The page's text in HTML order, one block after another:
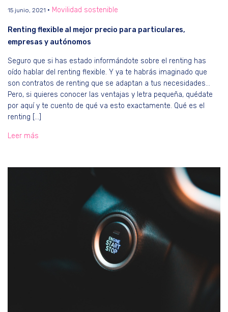
15 junio, 2021 Movilidad sostenible
Renting flexible al mejor precio para particulares,
empresas y autónomos
Seguro que si has estado informándote sobre el renting has
oído hablar del renting flexible. Y ya te habrás imaginado que
son contratos de renting que se adaptan a tus necesidades…
Pero, si quieres conocer las ventajas y letra pequeña, quédate
por aquí y te cuento de qué va esto exactamente. Qué es el
renting […]
Leer más